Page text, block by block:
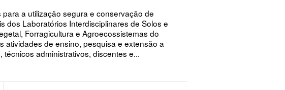
a utilização segura e conservação de
dos Laboratórios Interdisciplinares de Solos e
Forragicultura e Agroecossistemas do
atividades de ensino, pesquisa e extensão a
administrativos, discentes e...